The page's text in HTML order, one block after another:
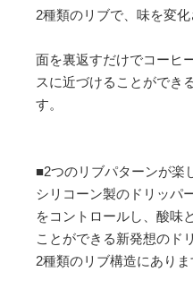
2種類のリブで、味を変
面を裏返すだけでコーヒ
スに近づけることができ
す。
■2つのリブパターンが楽
シリコーン製のドリッパ
をコントロールし、酸味
ことができる新発想のド
2種類のリブ構造にありま